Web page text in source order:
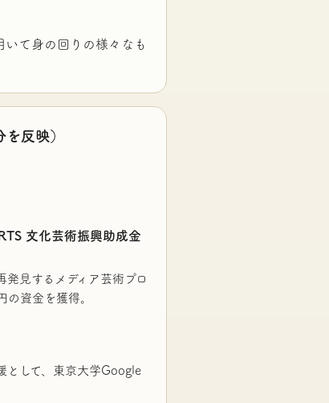
て身の回りの様々なも
反映）
文化芸術振興助成金
発見するメディア芸術プロ
の資金を獲得。
として、東京大学Google